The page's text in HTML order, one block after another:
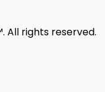
All rights reserved.